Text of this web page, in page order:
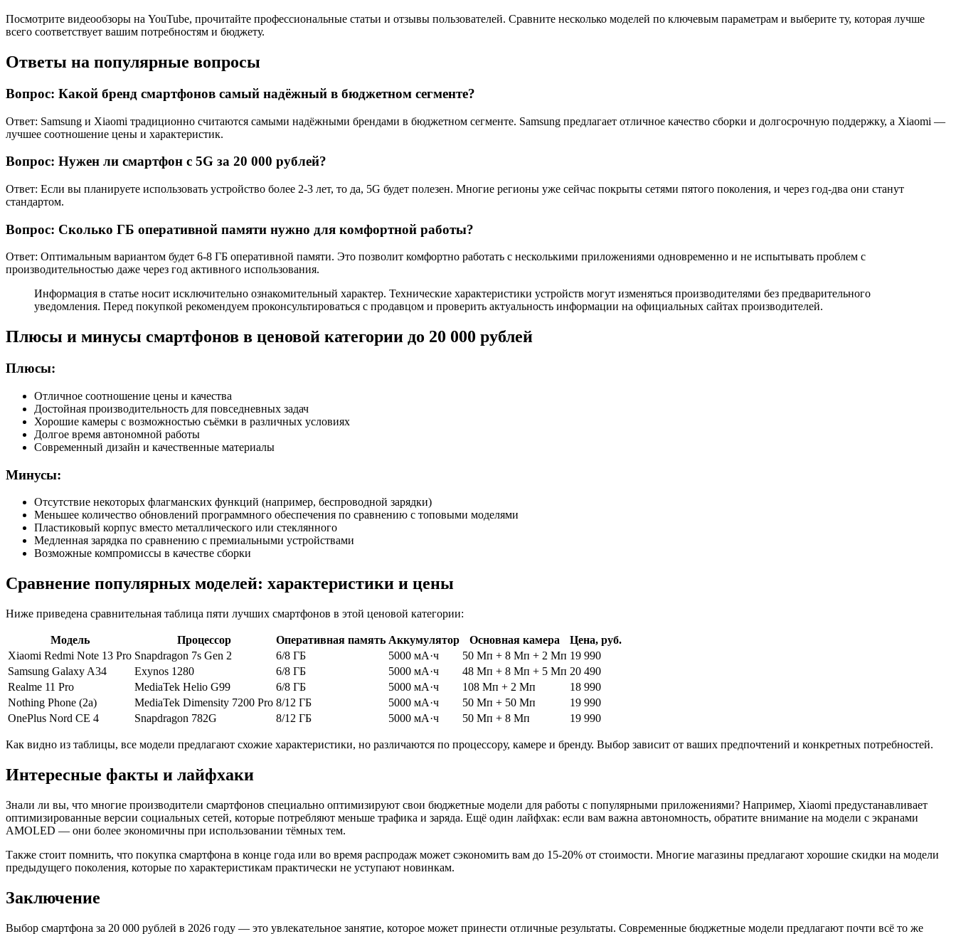
Посмотрите видеообзоры на YouTube, прочитайте профессиональные статьи и отзывы пользователей. Сравните несколько моделей по ключевым параметрам и выберите ту, которая лучше
всего соответствует вашим потребностям и бюджету.
Ответы на популярные вопросы
Вопрос: Какой бренд смартфонов самый надёжный в бюджетном сегменте?
Ответ: Samsung и Xiaomi традиционно считаются самыми надёжными брендами в бюджетном сегменте. Samsung предлагает отличное качество сборки и долгосрочную поддержку, а Xiaomi —
лучшее соотношение цены и характеристик.
Вопрос: Нужен ли смартфон с 5G за 20 000 рублей?
Ответ: Если вы планируете использовать устройство более 2-3 лет, то да, 5G будет полезен. Многие регионы уже сейчас покрыты сетями пятого поколения, и через год-два они станут
стандартом.
Вопрос: Сколько ГБ оперативной памяти нужно для комфортной работы?
Ответ: Оптимальным вариантом будет 6-8 ГБ оперативной памяти. Это позволит комфортно работать с несколькими приложениями одновременно и не испытывать проблем с
производительностью даже через год активного использования.
Информация в статье носит исключительно ознакомительный характер. Технические характеристики устройств могут изменяться производителями без предварительного
уведомления. Перед покупкой рекомендуем проконсультироваться с продавцом и проверить актуальность информации на официальных сайтах производителей.
Плюсы и минусы смартфонов в ценовой категории до 20 000 рублей
Плюсы:
Отличное соотношение цены и качества
Достойная производительность для повседневных задач
Хорошие камеры с возможностью съёмки в различных условиях
Долгое время автономной работы
Современный дизайн и качественные материалы
Минусы:
Отсутствие некоторых флагманских функций (например, беспроводной зарядки)
Меньшее количество обновлений программного обеспечения по сравнению с топовыми моделями
Пластиковый корпус вместо металлического или стеклянного
Медленная зарядка по сравнению с премиальными устройствами
Возможные компромиссы в качестве сборки
Сравнение популярных моделей: характеристики и цены
Ниже приведена сравнительная таблица пяти лучших смартфонов в этой ценовой категории:
Модель Процессор Оперативная память Аккумулятор Основная камера
Цена, руб.
Xiaomi Redmi Note 13 Pro Snapdragon 7s Gen 2 6/8 ГБ 5000 мА·ч 50 Мп + 8 Мп + 2 Мп 19 990
Samsung Galaxy A34
Exynos 1280 6/8 ГБ 5000 мА·ч 48 Мп + 8 Мп + 5 Мп 20 490
Realme 11 Pro
MediaTek Helio G99 6/8 ГБ 5000 мА·ч 108 Мп + 2 Мп
18 990
Nothing Phone (2a)
MediaTek Dimensity 7200 Pro 8/12 ГБ 5000 мА·ч 50 Мп + 50 Мп
19 990
OnePlus Nord CE 4
Snapdragon 782G 8/12 ГБ 5000 мА·ч 50 Мп + 8 Мп 19 990
Как видно из таблицы, все модели предлагают схожие характеристики, но различаются по процессору, камере и бренду. Выбор зависит от ваших предпочтений и конкретных потребностей.
Интересные факты и лайфхаки
Знали ли вы, что многие производители смартфонов специально оптимизируют свои бюджетные модели для работы с популярными приложениями? Например, Xiaomi предустанавливает
оптимизированные версии социальных сетей, которые потребляют меньше трафика и заряда. Ещё один лайфхак: если вам важна автономность, обратите внимание на модели с экранами
AMOLED — они более экономичны при использовании тёмных тем.
Также стоит помнить, что покупка смартфона в конце года или во время распродаж может сэкономить вам до 15-20% от стоимости. Многие магазины предлагают хорошие скидки на модели
предыдущего поколения, которые по характеристикам практически не уступают новинкам.
Заключение
Выбор смартфона за 20 000 рублей в 2026 году — это увлекательное занятие, которое может принести отличные результаты. Современные бюджетные модели предлагают почти всё то же